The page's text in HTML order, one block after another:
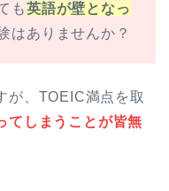
も英語が壁となっ
はありませんか？
が、TOEIC満点を取
てしまうことが皆無